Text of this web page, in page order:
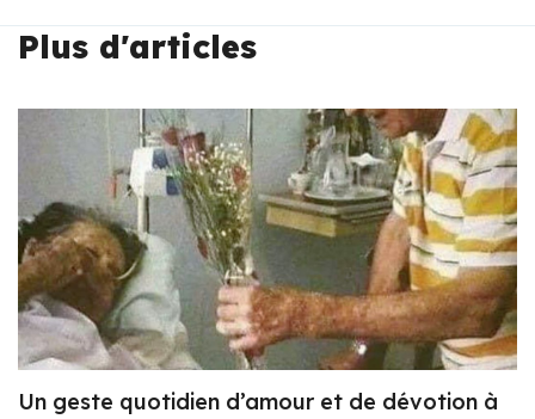
Plus d'articles
Un geste quotidien d’amour et de dévotion à